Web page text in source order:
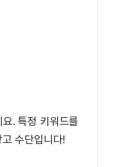
. 특정 키워드를
수단입니다!